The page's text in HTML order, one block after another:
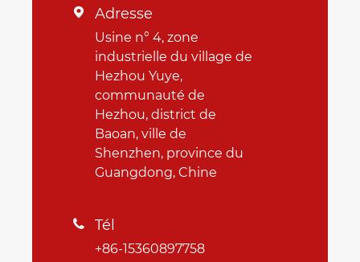
 Adresse
Usine n° 4, zone
industrielle du village de
Hezhou Yuye,
communauté de
Hezhou, district de
Baoan, ville de
Shenzhen, province du
Guangdong, Chine
 Tél
+86-15360897758